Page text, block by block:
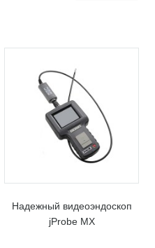
Надежный видеоэндоскоп
jProbe MX